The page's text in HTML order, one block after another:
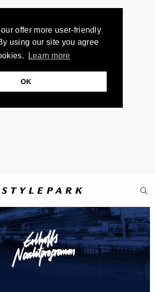
offer more user-friendly
using our site you agree
Learn more
OK